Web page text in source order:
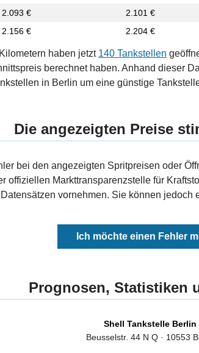
2.093 € 2.101 €
2.156 € 2.204 €
haben jetzt 140 Tankstellen
berechnet haben. Anhand dieser
in Berlin um eine günstige
Die angezeigten Preise
bei den angezeigten Spritpreisen oder
offiziellen Markttransparenzstelle für
vornehmen. Sie können
Ich möchte einen Fehler
Prognosen, Statistiken
Shell Tankstelle Berlin
Beusselstr. 44 N Q · 10553